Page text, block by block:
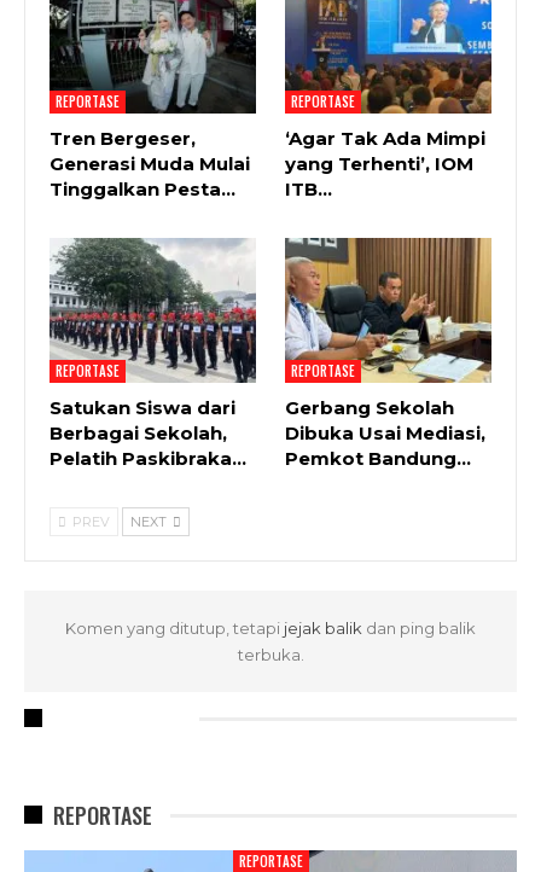
REPORTASE
Tren Bergeser,
Generasi Muda Mulai
Tinggalkan Pesta…
REPORTASE
‘Agar Tak Ada Mimpi
yang Terhenti’, IOM
ITB…
REPORTASE
Satukan Siswa dari
Berbagai Sekolah,
Pelatih Paskibraka…
REPORTASE
Gerbang Sekolah
Dibuka Usai Mediasi,
Pemkot Bandung…
PREV NEXT
Komen yang ditutup, tetapi jejak balik dan ping balik
terbuka.
REPORTASE
REPORTASE